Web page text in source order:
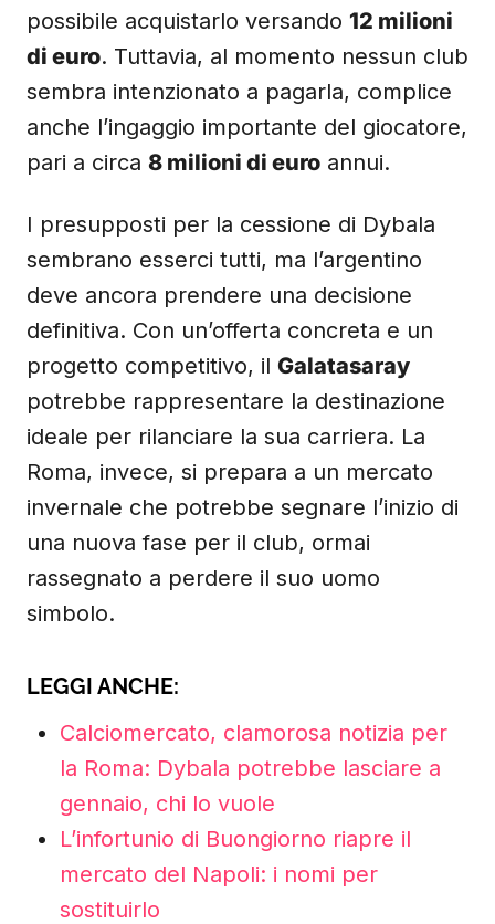
possibile acquistarlo versando 12 milioni
di euro. Tuttavia, al momento nessun club
sembra intenzionato a pagarla, complice
anche l’ingaggio importante del giocatore,
pari a circa 8 milioni di euro annui.
I presupposti per la cessione di Dybala
sembrano esserci tutti, ma l’argentino
deve ancora prendere una decisione
definitiva. Con un’offerta concreta e un
progetto competitivo, il Galatasaray
potrebbe rappresentare la destinazione
ideale per rilanciare la sua carriera. La
Roma, invece, si prepara a un mercato
invernale che potrebbe segnare l’inizio di
una nuova fase per il club, ormai
rassegnato a perdere il suo uomo
simbolo.
LEGGI ANCHE:
Calciomercato, clamorosa notizia per
la Roma: Dybala potrebbe lasciare a
gennaio, chi lo vuole
L’infortunio di Buongiorno riapre il
mercato del Napoli: i nomi per
sostituirlo